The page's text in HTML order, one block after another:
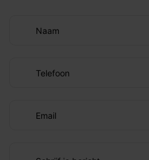
Naam
Telefoon
Email